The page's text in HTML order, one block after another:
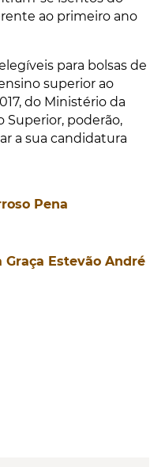
ao primeiro ano
para bolsas de
superior ao
do Ministério da
Superior, poderão,
a sua candidatura
Pena
Graça Estevão André